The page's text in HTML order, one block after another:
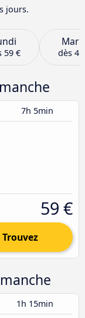
jours.
59 € dès
7h 5min
59 €
Trouvez
1h 15min